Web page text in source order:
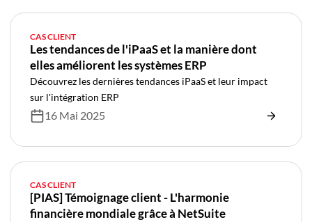
manuels, intégré des systèmes clés tels que Salesforce et
prestation de services de santé.
CAS CLIENT
Les tendances de l'iPaaS et la manière dont
elles améliorent les systèmes ERP
Découvrez les dernières tendances iPaaS et leur impact
sur l'intégration ERP
16 Mai 2025
CAS CLIENT
[PIAS] Témoignage client - L'harmonie
financière mondiale grâce à NetSuite